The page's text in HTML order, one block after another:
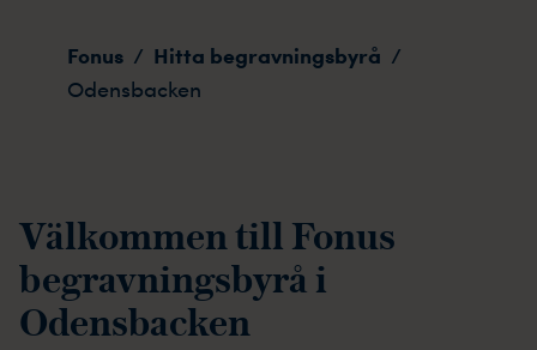
Fonus / Hitta begravningsbyrå /
Odensbacken
Välkommen till Fonus
begravningsbyrå i
Odensbacken